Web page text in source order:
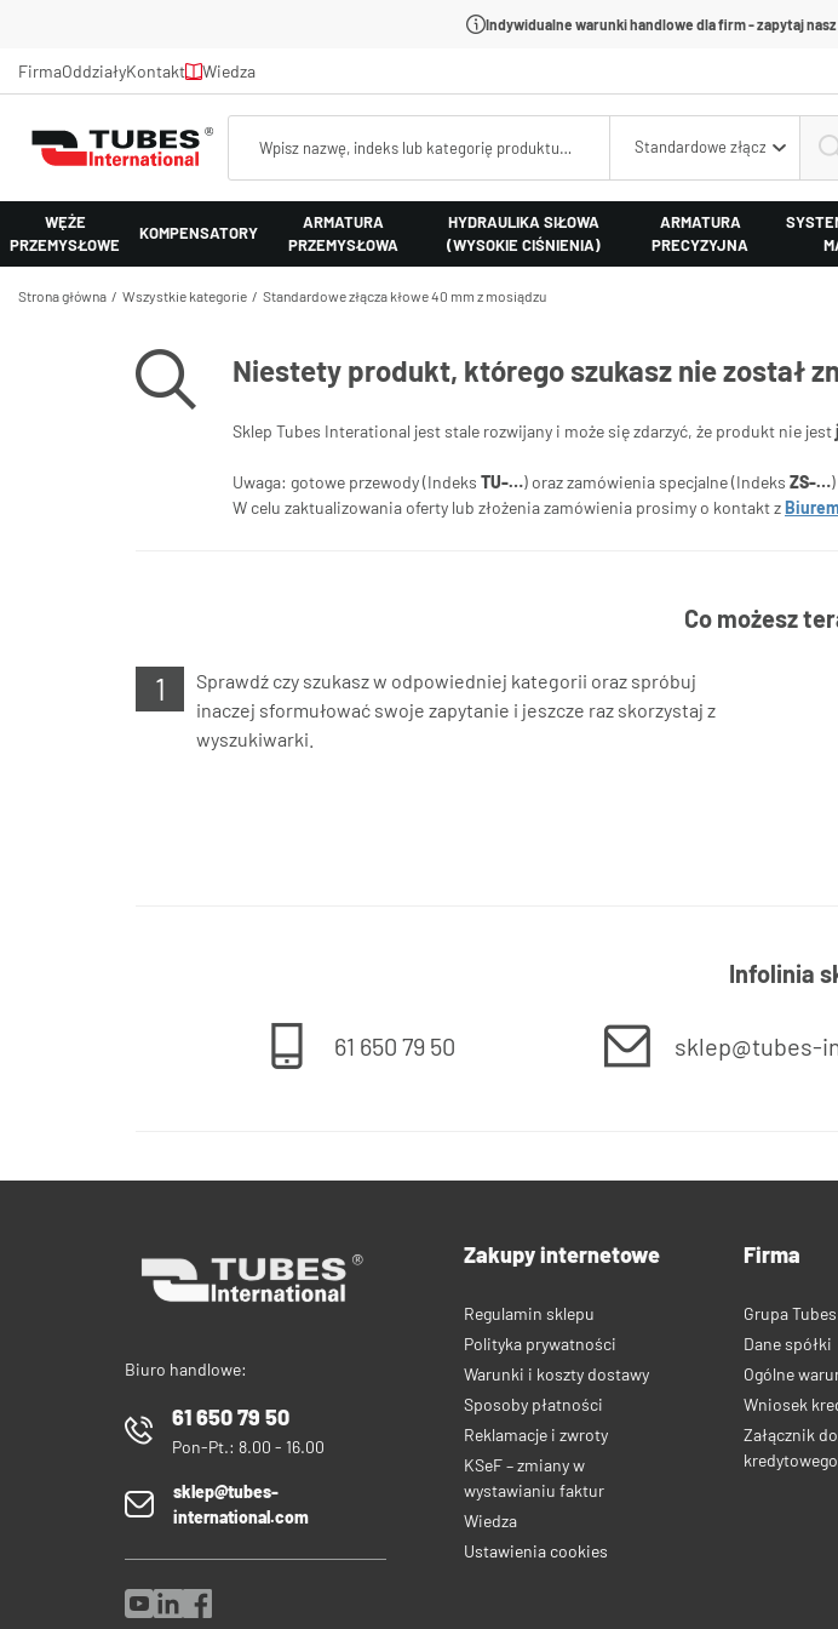
Indywidualne warunki handlowe dla firm - zapytaj
FirmaOddziałyKontakt Wiedza
Standardowe złącza kłowe
WĘŻE
PRZEMYSŁOWE
KOMPENSATORY
ARMATURA
PRZEMYSŁOWA
HYDRAULIKA SIŁOWA
(WYSOKIE CIŚNIENIA)
ARMATURA
PRECYZYJNA
Strona główna Wszystkie kategorie Standardowe złącza kłowe 40 mm z mosiądzu
Niestety produkt, którego szukasz nie został
Sklep Tubes Interational jest stale rozwijany i może się zdarzyć, że produkt nie jest
Uwaga: gotowe przewody (Indeks TU-…) oraz zamówienia specjalne (Indeks ZS-…
W celu zaktualizowania oferty lub złożenia zamówienia prosimy o kontakt z
Co możesz
Sprawdź czy szukasz w odpowiedniej kategorii oraz spróbuj
inaczej sformułować swoje zapytanie i jeszcze raz skorzystaj z
wyszukiwarki.
Infolinia
61 650 79 50 sklep@tubes-
Biuro handlowe:
61 650 79 50
Pon-Pt.: 8.00 - 16.00
sklep@tubes-
international.com
Zakupy internetowe
Regulamin sklepu
Polityka prywatności
Warunki i koszty dostawy
Sposoby płatności
Reklamacje i zwroty
KSeF – zmiany w
wystawianiu faktur
Wiedza
Ustawienia cookies
Firma
Grupa
Dane spółki
Ogólne
Wniosek
Załącznik
kredytowego